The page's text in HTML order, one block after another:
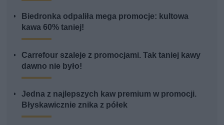
Biedronka odpaliła mega promocje: kultowa
kawa 60% taniej!
Carrefour szaleje z promocjami. Tak taniej kawy
dawno nie było!
Jedna z najlepszych kaw premium w promocji.
Błyskawicznie znika z półek